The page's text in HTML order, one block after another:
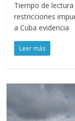
Tiempo de
restricciones
a Cuba evidencia
Leer más